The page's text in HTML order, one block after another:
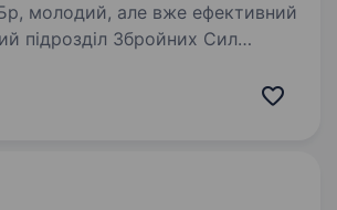
молодий, але вже ефективний
підрозділ Збройних Сил
методами, підтримуючи один